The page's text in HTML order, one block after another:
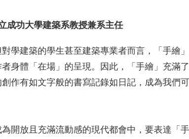
成功大學建築系教授兼系主任
學建築的學生甚至建築專業者而言，「手繪
身體「在場」的呈現。因此，「手繪」充滿
作有如文字般的書寫記錄如日記，成為我們
開放且充滿流動感的現代都會中，要表達「